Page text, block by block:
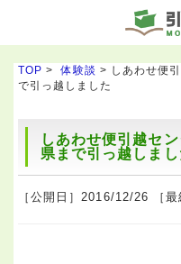
TOP >体験談 > しあわせ便
で引っ越しました
しあわせ便引越セ
県まで引っ越しまし
［公開日］2016/12/26 ［